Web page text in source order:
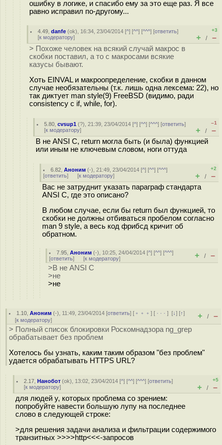
ошибку в логике, и спасибо ему за это еще раз. Я все
равно исправил по-другому...
4.49 ,danfe (ok), 16:34, 23/04/2014 [^] [^^] [^^^] [ответить]
[к модератору]
+3
+ / –
> Похоже человек на всякий случай макрос в
скобки поставил, а то с макросами всякие
казусы бывают.
Хоть EINVAL и макроопределение, скобки в данном
случае необязательны (т.к. лишь одна лексема: 22), но
так диктует man style(9) FreeBSD (видимо, ради
consistency с if, while, for).
5.80 ,cvsup1 (?), 21:39, 23/04/2014 [^] [^^] [^^^] [ответить]
[к модератору]
–1
+ / –
В не ANSI C, return могла быть (и была) функцией
или иным не ключевым словом, ноги оттуда
6.82 ,Аноним (-), 21:49, 23/04/2014 [^] [^^] [^^^]
[ответить] [к модератору]
+2
+ / –
Вас не затруднит указать параграф стандарта
ANSI C, где это описано?
В любом случае, если бы return был функцией, то
скобки не должны отбиваться пробелом согласно
man 9 style, а весь код фрибсд кричит об
обратном.
7.95 ,Аноним (-), 10:25, 24/04/2014 [^] [^^] [^^^]
[ответить] [к модератору] + / –
>В не ANSI C
>не
>не
1.10 ,Аноним (-), 11:49, 23/04/2014 [ответить] [ ﹢﹢﹢] [ · · ·][↓] [↑]
[к модератору] + / –
> Полный список блокировки Роскомнадзора ng_grep
обрабатывает без проблем
Хотелось бы узнать, каким таким образом "без проблем"
удается обрабатывать HTTPS URL?
2.17 ,Нанобот (ok), 13:02, 23/04/2014 [^] [^^] [^^^] [ответить]
[к модератору]
+5
+ / –
для людей у, которых проблема со зрением:
попробуйте навести большую лупу на последнее
слово в следующей строке:
>для решения задачи анализа и фильтрации содержимого
транзитных >>>>http<<<-запросов